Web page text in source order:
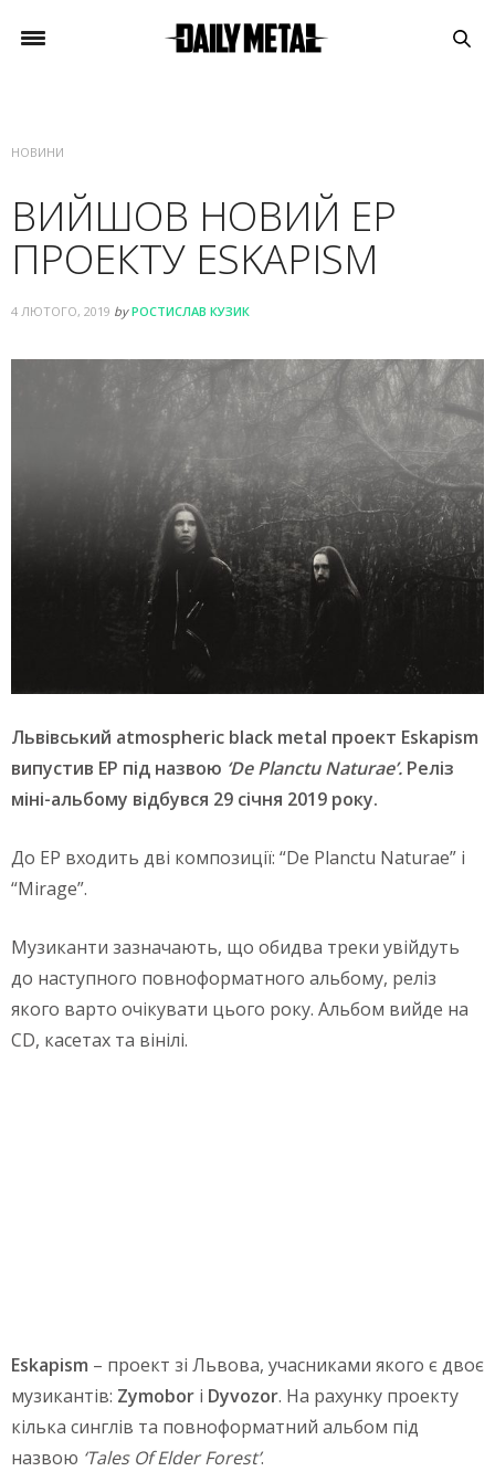
НОВИНИ
ВИЙШОВ НОВИЙ EP
ПРОЕКТУ ESKAPISM
4 ЛЮТОГО, 2019 by РОСТИСЛАВ КУЗИК
Львівський atmospheric black metal проект Eskapism
випустив EP під назвою ‘De Planctu Naturae’. Реліз
міні-альбому відбувся 29 січня 2019 року.
До EP входить дві композиції: “De Planctu Naturae” і
“Mirage”.
Музиканти зазначають, що обидва треки увійдуть
до наступного повноформатного альбому, реліз
якого варто очікувати цього року. Альбом вийде на
CD, касетах та вінілі.
Eskapism – проект зі Львова, учасниками якого є двоє
музикантів: Zymobor i Dyvozor. На рахунку проекту
кілька синглів та повноформатний альбом під
назвою ‘Tales Of Elder Forest’.